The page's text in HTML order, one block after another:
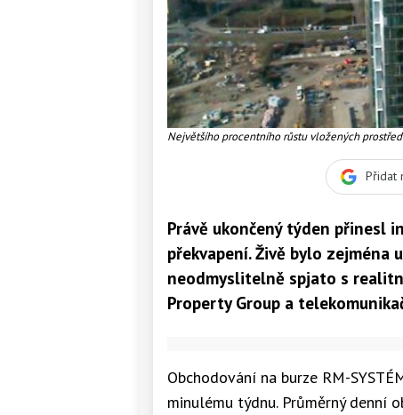
Největšího procentního růstu vložených
Přidat
Právě ukončený týden přinesl
překvapení. Živě bylo
neodmyslitelně spjato s
Property Group a
Obchodování na burze RM-
minulému týdnu. Průměrný denní